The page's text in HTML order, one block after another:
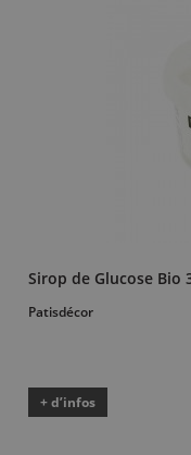
Sirop de Glucose Bio
Patisdécor
+ d’infos